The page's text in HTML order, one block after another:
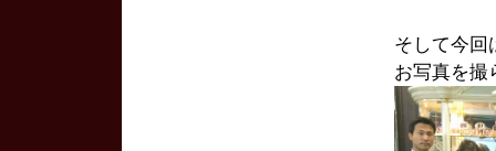
そして今回
お写真を撮